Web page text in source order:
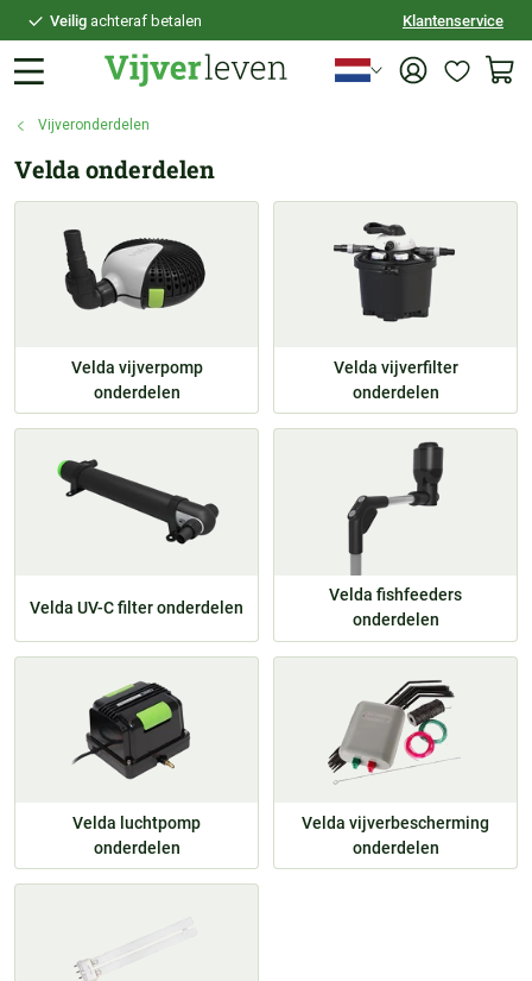
Veilig achteraf betalen
Persoonlijkadvies
Klantenservice
Vijveronderdelen
Velda onderdelen
Velda vijverpomp
onderdelen
Velda vijverfilter
onderdelen
Velda UV-C filter onderdelen
Velda fishfeeders
onderdelen
Velda luchtpomp
onderdelen
Velda vijverbescherming
onderdelen